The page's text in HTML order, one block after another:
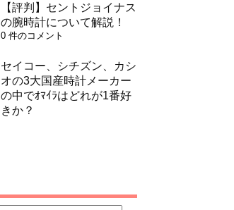
【評判】セントジョイナス
の腕時計について解説！
0 件のコメント
セイコー、シチズン、カシ
オの3大国産時計メーカー
の中でｵﾏｲﾗはどれが1番好
きか？